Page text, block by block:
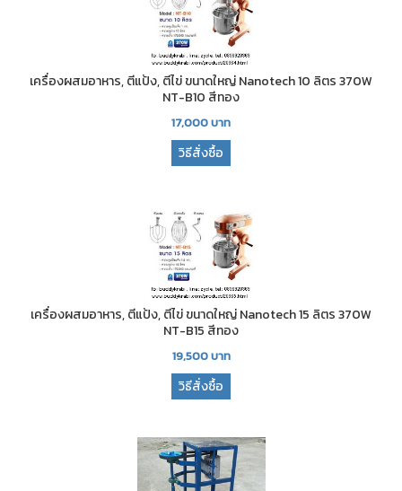
เครื่องผสมอาหาร, ตีแป้ง, ตีไข่ ขนาดใหญ่ Nanotech 10 ลิตร 370W
NT-B10 สีทอง
17,000บาท
วิธีสั่งซื้อ
เครื่องผสมอาหาร, ตีแป้ง, ตีไข่ ขนาดใหญ่ Nanotech 15 ลิตร 370W
NT-B15 สีทอง
19,500บาท
วิธีสั่งซื้อ